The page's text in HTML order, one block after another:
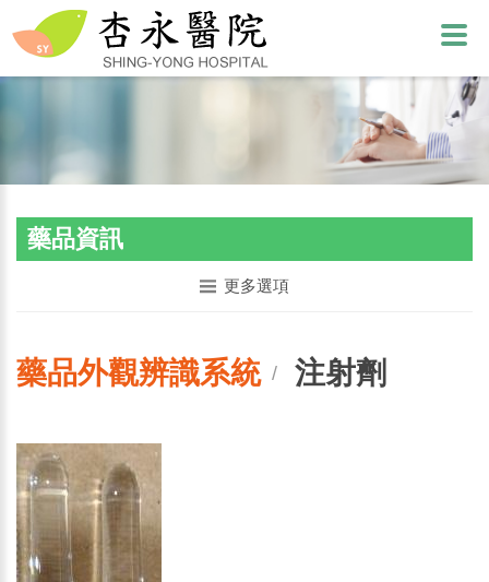
藥品資訊
更多選項
藥品外觀辨識系統/ 注射劑